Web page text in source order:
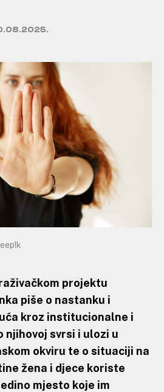
projektu
piše o nastanku i
kroz institucionalne i
njihovoj svrsi i ulozi u
okviru te o situaciji na
žena i djece koriste
mjesto koje im